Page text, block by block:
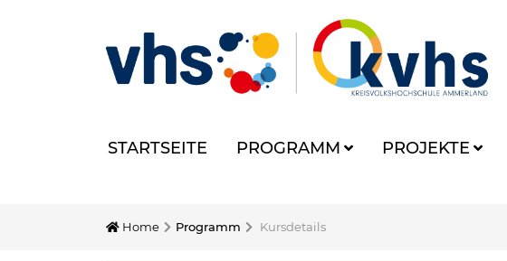
STARTSEITE PROGRAMM PROJEKTE
Home Programm Kursdetails